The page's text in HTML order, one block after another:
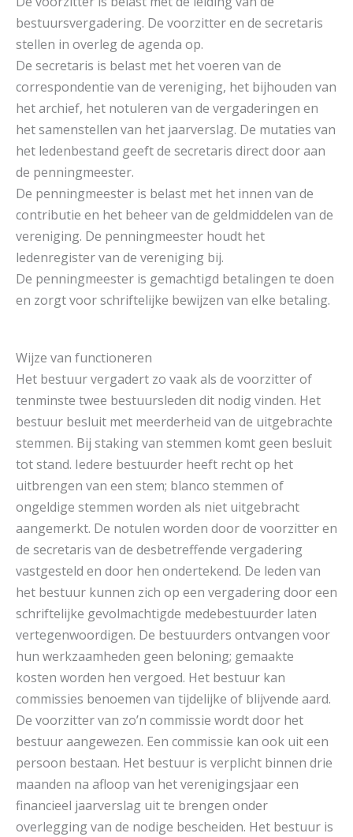
bestuursvergadering. De voorzitter en de secretaris
stellen in overleg de agenda op.
De secretaris is belast met het voeren van de
correspondentie van de vereniging, het bijhouden van
het archief, het notuleren van de vergaderingen en
het samenstellen van het jaarverslag. De mutaties van
het ledenbestand geeft de secretaris direct door aan
de penningmeester.
De penningmeester is belast met het innen van de
contributie en het beheer van de geldmiddelen van de
vereniging. De penningmeester houdt het
ledenregister van de vereniging bij.
De penningmeester is gemachtigd betalingen te doen
en zorgt voor schriftelijke bewijzen van elke betaling.
Wijze van functioneren
Het bestuur vergadert zo vaak als de voorzitter of
tenminste twee bestuursleden dit nodig vinden. Het
bestuur besluit met meerderheid van de uitgebrachte
stemmen. Bij staking van stemmen komt geen besluit
tot stand. Iedere bestuurder heeft recht op het
uitbrengen van een stem; blanco stemmen of
ongeldige stemmen worden als niet uitgebracht
aangemerkt. De notulen worden door de voorzitter en
de secretaris van de desbetreffende vergadering
vastgesteld en door hen ondertekend. De leden van
het bestuur kunnen zich op een vergadering door een
schriftelijke gevolmachtigde medebestuurder laten
vertegenwoordigen. De bestuurders ontvangen voor
hun werkzaamheden geen beloning; gemaakte
kosten worden hen vergoed. Het bestuur kan
commissies benoemen van tijdelijke of blijvende aard.
De voorzitter van zo’n commissie wordt door het
bestuur aangewezen. Een commissie kan ook uit een
persoon bestaan. Het bestuur is verplicht binnen drie
maanden na afloop van het verenigingsjaar een
financieel jaarverslag uit te brengen onder
overlegging van de nodige bescheiden. Het bestuur is